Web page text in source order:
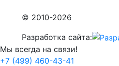
© 2010-2026
Разработка сайта:
Мы всегда на связи!
+7 (499) 460-43-41